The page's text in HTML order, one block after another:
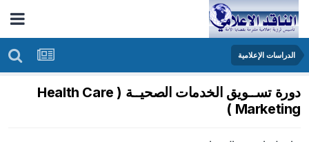
الدراسات الإعلامية
دورة تســويق الخدمات الصحيــة ( Health Care
Marketing )